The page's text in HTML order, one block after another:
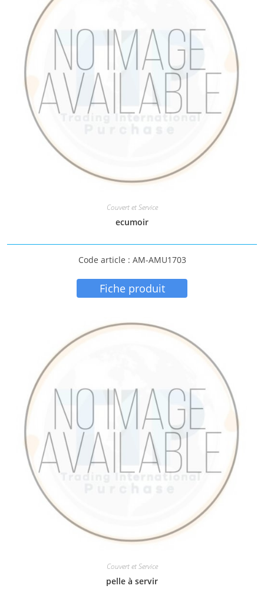
Couvert et Service
ecumoir
Code article : AM-AMU1703
Fiche produit
Couvert et Service
pelle à servir